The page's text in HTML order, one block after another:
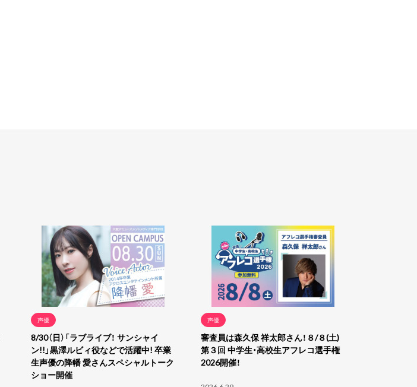
声優
8/30（日）「ラブライブ！ サンシャイ
ン!!」黒澤ルビィ役などで活躍中! 卒業
生声優の降幡 愛さんスペシャルトーク
ショー開催
声優
審査員は森久保 祥太郎さん！８/８(土)
第３回 中学生・高校生アフレコ選手権
2026開催！